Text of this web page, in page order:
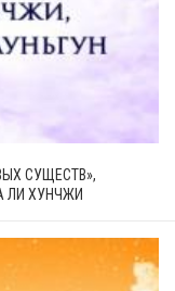
СУЩЕСТВ»,
ЛИ ХУНЧЖИ